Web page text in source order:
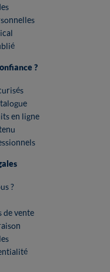
?
en ligne
?
de vente